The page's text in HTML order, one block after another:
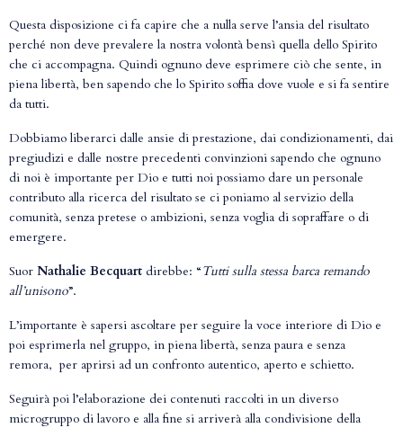
Questa disposizione ci fa capire che a nulla serve l’ansia del risultato
perché non deve prevalere la nostra volontà bensì quella dello Spirito
che ci accompagna. Quindi ognuno deve esprimere ciò che sente, in
piena libertà, ben sapendo che lo Spirito soffia dove vuole e si fa sentire
da tutti.
Dobbiamo liberarci dalle ansie di prestazione, dai condizionamenti, dai
pregiudizi e dalle nostre precedenti convinzioni sapendo che ognuno
di noi è importante per Dio e tutti noi possiamo dare un personale
contributo alla ricerca del risultato se ci poniamo al servizio della
comunità, senza pretese o ambizioni, senza voglia di sopraffare o di
emergere.
Suor Nathalie Becquart direbbe: “Tutti sulla stessa barca remando
all’unisono”.
L’importante è sapersi ascoltare per seguire la voce interiore di Dio e
poi esprimerla nel gruppo, in piena libertà, senza paura e senza
remora, per aprirsi ad un confronto autentico, aperto e schietto.
Seguirà poi l’elaborazione dei contenuti raccolti in un diverso
microgruppo di lavoro e alla fine si arriverà alla condivisione della